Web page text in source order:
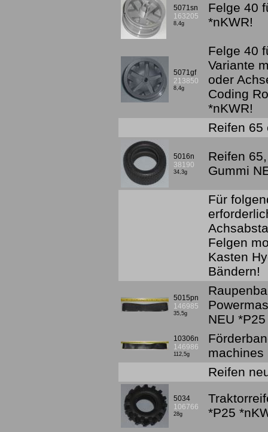
5071sn
163205
8,4g
Felge 40
*nKWR!
5071gf
213850
8,4g
Felge 40
Variante
oder
Coding
*nKWR!
Reifen 65
5016n
38190
34,3g
Reifen
Gummi
Für
Felgen
Kasten
Bändern!
5015pn
146985
35,5g
NEU
10306n
146986
112,5g
machines
Reifen
5034
106766
28g
*P25